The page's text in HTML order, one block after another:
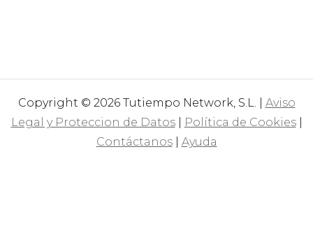
Copyright © 2026 Tutiempo Network, S.L. | Aviso
Legal y Proteccion de Datos| Política de Cookies|
Contáctanos| Ayuda